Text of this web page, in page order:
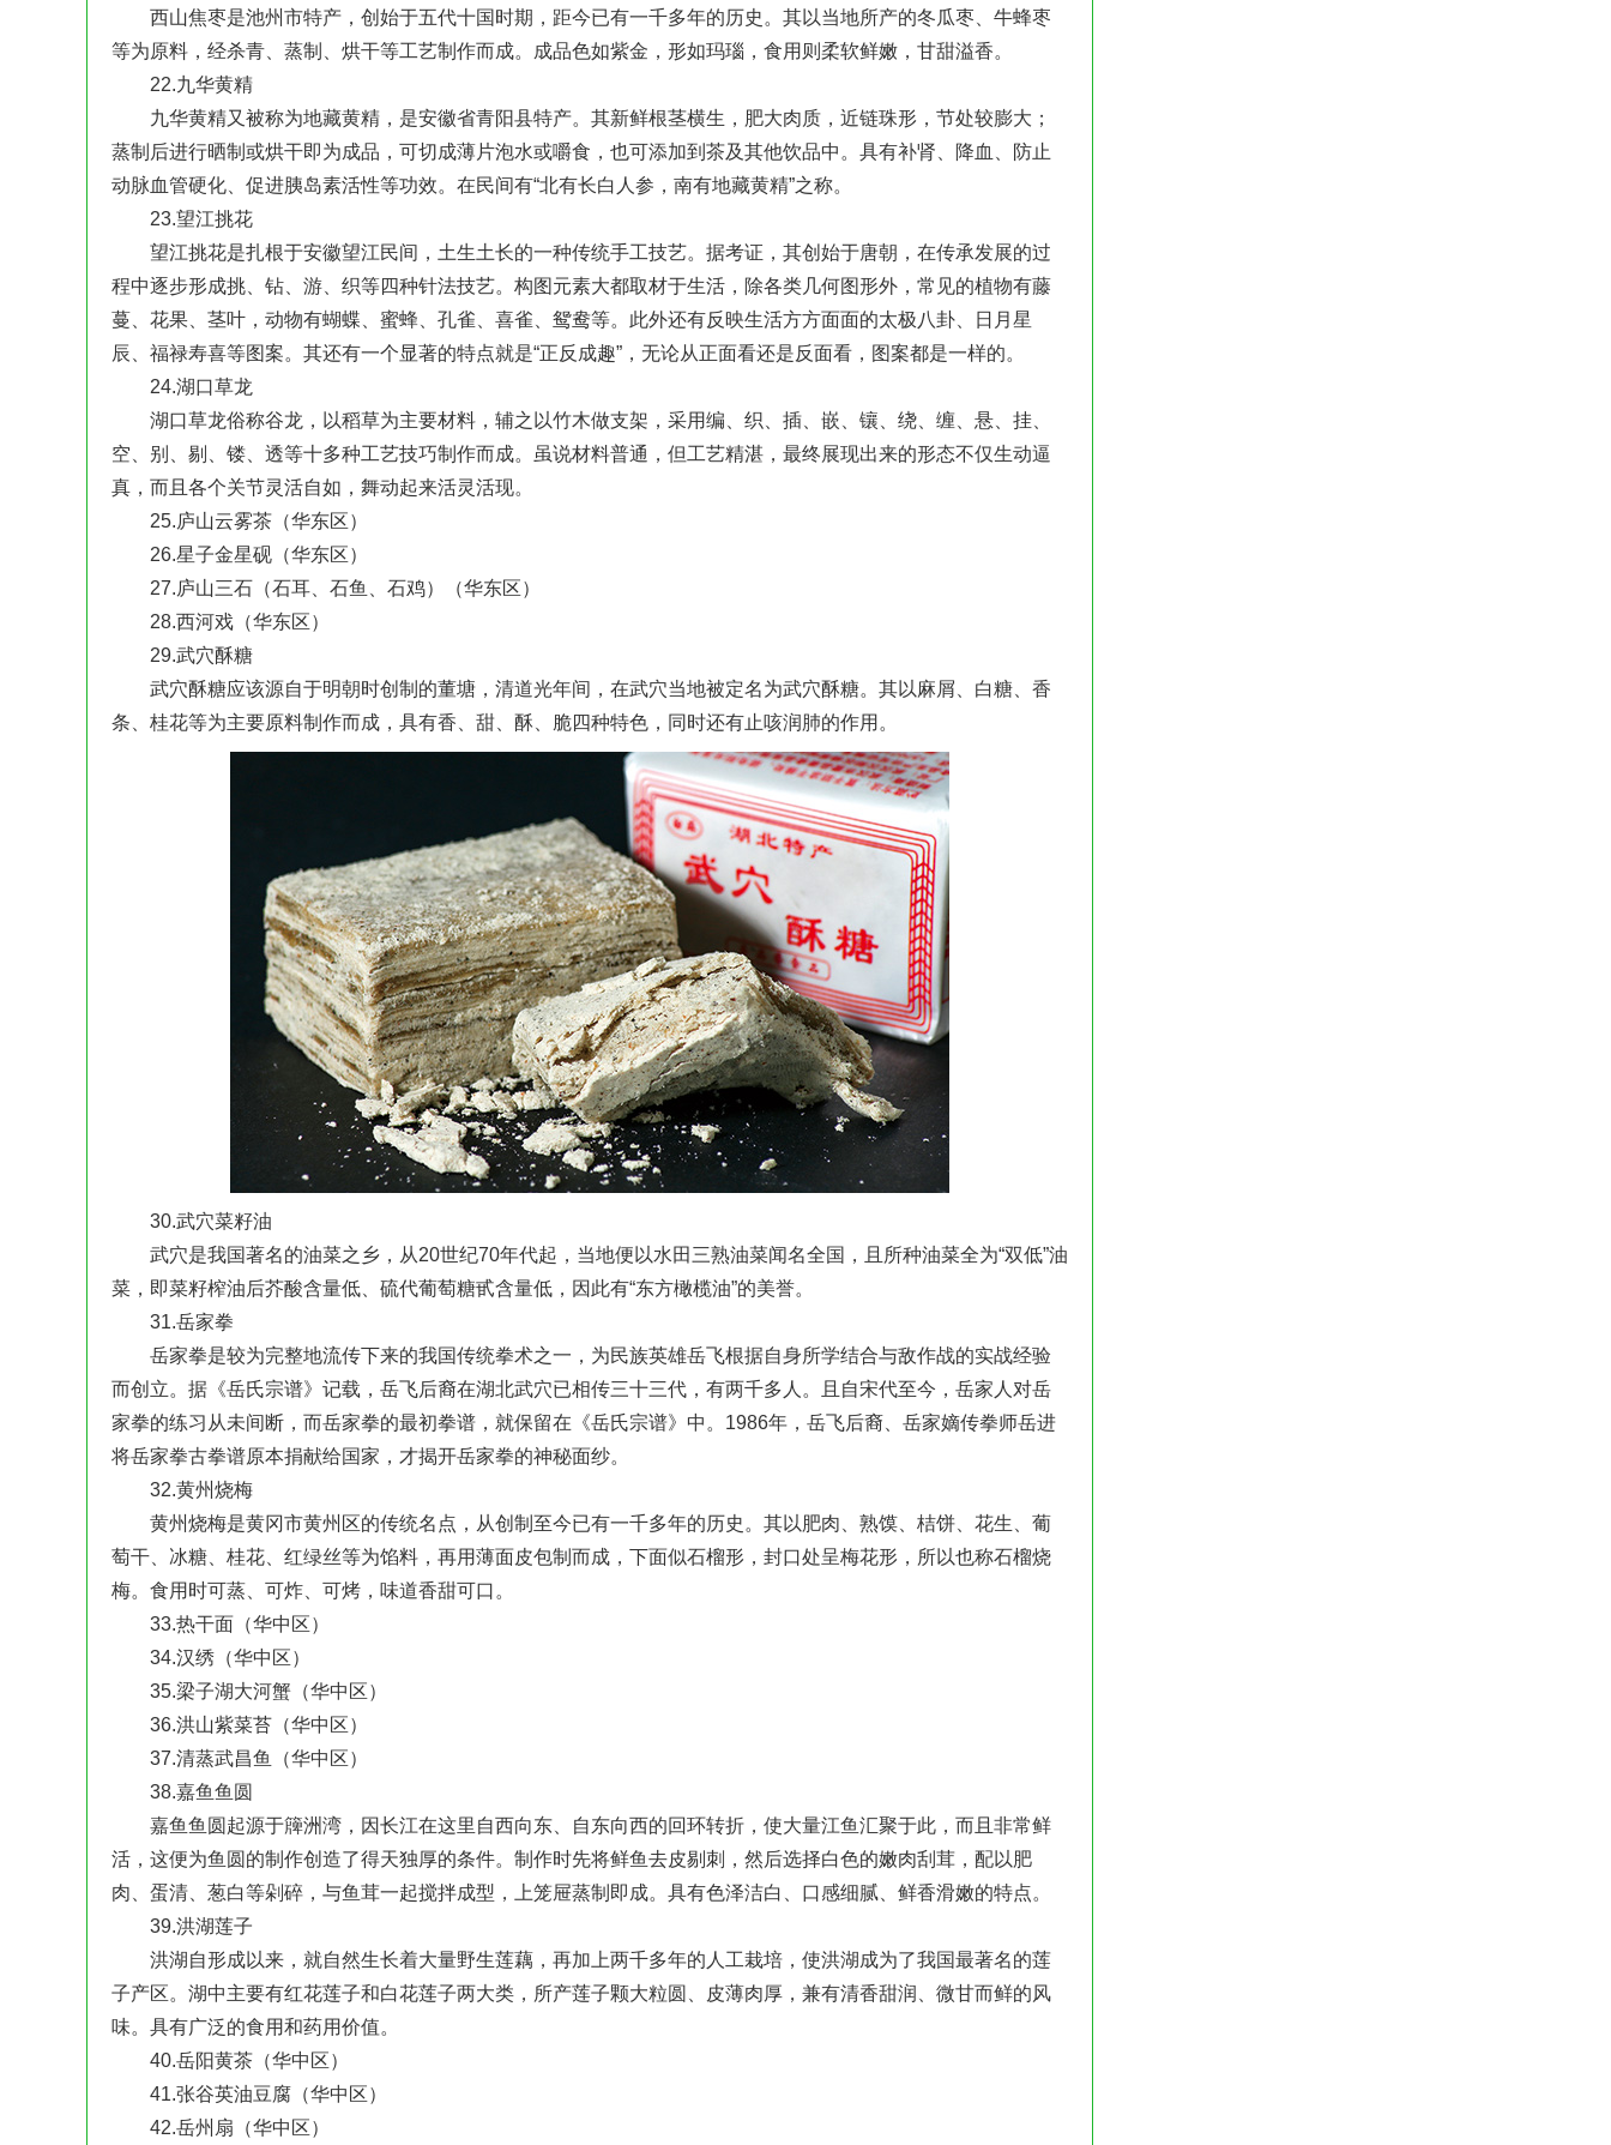
西山焦枣是池州市特产，创始于五代十国时期，距今已有一千多年的历史。其以当地所产的冬瓜枣、牛蜂枣
等为原料，经杀青、蒸制、烘干等工艺制作而成。成品色如紫金，形如玛瑙，食用则柔软鲜嫩，甘甜溢香。
22.九华黄精
九华黄精又被称为地藏黄精，是安徽省青阳县特产。其新鲜根茎横生，肥大肉质，近链珠形，节处较膨大；
蒸制后进行晒制或烘干即为成品，可切成薄片泡水或嚼食，也可添加到茶及其他饮品中。具有补肾、降血、防止
动脉血管硬化、促进胰岛素活性等功效。在民间有“北有长白人参，南有地藏黄精”之称。
23.望江挑花
望江挑花是扎根于安徽望江民间，土生土长的一种传统手工技艺。据考证，其创始于唐朝，在传承发展的过
程中逐步形成挑、钻、游、织等四种针法技艺。构图元素大都取材于生活，除各类几何图形外，常见的植物有藤
蔓、花果、茎叶，动物有蝴蝶、蜜蜂、孔雀、喜雀、鸳鸯等。此外还有反映生活方方面面的太极八卦、日月星
辰、福禄寿喜等图案。其还有一个显著的特点就是“正反成趣”，无论从正面看还是反面看，图案都是一样的。
24.湖口草龙
湖口草龙俗称谷龙，以稻草为主要材料，辅之以竹木做支架，采用编、织、插、嵌、镶、绕、缠、悬、挂、
空、别、剔、镂、透等十多种工艺技巧制作而成。虽说材料普通，但工艺精湛，最终展现出来的形态不仅生动逼
真，而且各个关节灵活自如，舞动起来活灵活现。
25.庐山云雾茶（华东区）
26.星子金星砚（华东区）
27.庐山三石（石耳、石鱼、石鸡）（华东区）
28.西河戏（华东区）
29.武穴酥糖
武穴酥糖应该源自于明朝时创制的董塘，清道光年间，在武穴当地被定名为武穴酥糖。其以麻屑、白糖、香
条、桂花等为主要原料制作而成，具有香、甜、酥、脆四种特色，同时还有止咳润肺的作用。
30.武穴菜籽油
武穴是我国著名的油菜之乡，从20世纪70年代起，当地便以水田三熟油菜闻名全国，且所种油菜全为“双低”油
菜，即菜籽榨油后芥酸含量低、硫代葡萄糖甙含量低，因此有“东方橄榄油”的美誉。
31.岳家拳
岳家拳是较为完整地流传下来的我国传统拳术之一，为民族英雄岳飞根据自身所学结合与敌作战的实战经验
而创立。据《岳氏宗谱》记载，岳飞后裔在湖北武穴已相传三十三代，有两千多人。且自宋代至今，岳家人对岳
家拳的练习从未间断，而岳家拳的最初拳谱，就保留在《岳氏宗谱》中。1986年，岳飞后裔、岳家嫡传拳师岳进
将岳家拳古拳谱原本捐献给国家，才揭开岳家拳的神秘面纱。
32.黄州烧梅
黄州烧梅是黄冈市黄州区的传统名点，从创制至今已有一千多年的历史。其以肥肉、熟馍、桔饼、花生、葡
萄干、冰糖、桂花、红绿丝等为馅料，再用薄面皮包制而成，下面似石榴形，封口处呈梅花形，所以也称石榴烧
梅。食用时可蒸、可炸、可烤，味道香甜可口。
33.热干面（华中区）
34.汉绣（华中区）
35.梁子湖大河蟹（华中区）
36.洪山紫菜苔（华中区）
37.清蒸武昌鱼（华中区）
38.嘉鱼鱼圆
嘉鱼鱼圆起源于簰洲湾，因长江在这里自西向东、自东向西的回环转折，使大量江鱼汇聚于此，而且非常鲜
活，这便为鱼圆的制作创造了得天独厚的条件。制作时先将鲜鱼去皮剔刺，然后选择白色的嫩肉刮茸，配以肥
肉、蛋清、葱白等剁碎，与鱼茸一起搅拌成型，上笼屉蒸制即成。具有色泽洁白、口感细腻、鲜香滑嫩的特点。
39.洪湖莲子
洪湖自形成以来，就自然生长着大量野生莲藕，再加上两千多年的人工栽培，使洪湖成为了我国最著名的莲
子产区。湖中主要有红花莲子和白花莲子两大类，所产莲子颗大粒圆、皮薄肉厚，兼有清香甜润、微甘而鲜的风
味。具有广泛的食用和药用价值。
40.岳阳黄茶（华中区）
41.张谷英油豆腐（华中区）
42.岳州扇（华中区）